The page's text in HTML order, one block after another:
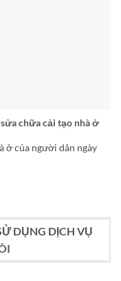
chữa cải tạo nhà ở
ở của người dân ngày
DỤNG DỊCH VỤ